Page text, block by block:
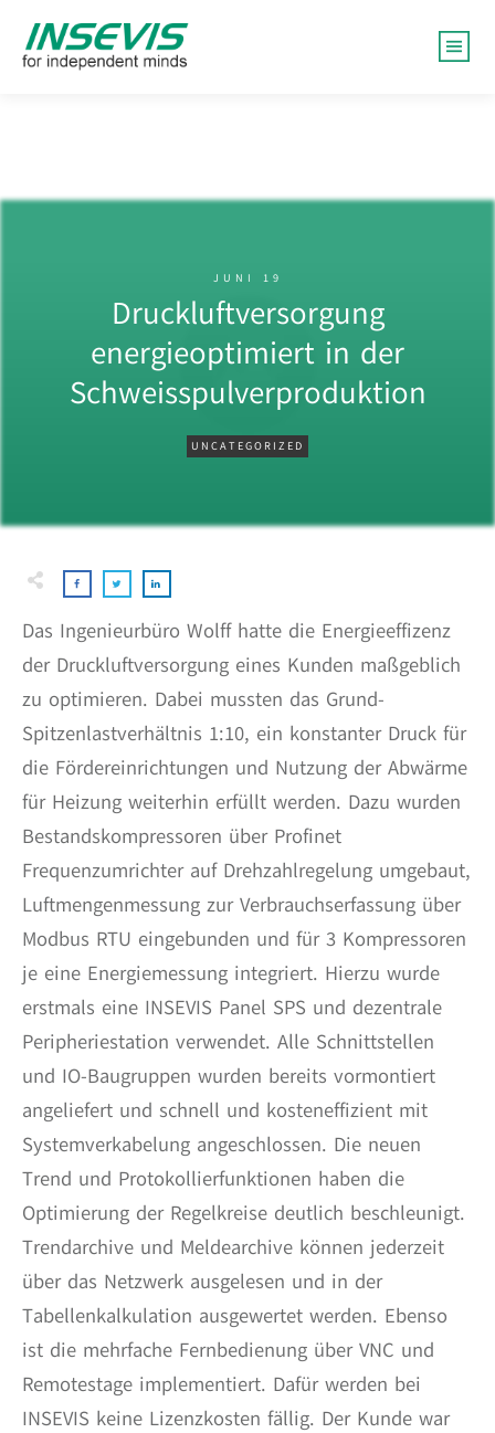
JUNI 19
Druckluftversorgung
energieoptimiert in der
Schweisspulverproduktion
UNCATEGORIZED
Das Ingenieurbüro Wolff hatte die Energieeffizenz
der Druckluftversorgung eines Kunden maßgeblich
zu optimieren. Dabei mussten das Grund-
Spitzenlastverhältnis 1:10, ein konstanter Druck für
die Fördereinrichtungen und Nutzung der Abwärme
für Heizung weiterhin erfüllt werden. Dazu wurden
Bestandskompressoren über Profinet
Frequenzumrichter auf Drehzahlregelung umgebaut,
Luftmengenmessung zur Verbrauchserfassung über
Modbus RTU eingebunden und für 3 Kompressoren
je eine Energiemessung integriert. Hierzu wurde
erstmals eine INSEVIS Panel SPS und dezentrale
Peripheriestation verwendet. Alle Schnittstellen
und IO-Baugruppen wurden bereits vormontiert
angeliefert und schnell und kosteneffizient mit
Systemverkabelung angeschlossen. Die neuen
Trend und Protokollierfunktionen haben die
Optimierung der Regelkreise deutlich beschleunigt.
Trendarchive und Meldearchive können jederzeit
über das Netzwerk ausgelesen und in der
Tabellenkalkulation ausgewertet werden. Ebenso
ist die mehrfache Fernbedienung über VNC und
Remotestage implementiert. Dafür werden bei
INSEVIS keine Lizenzkosten fällig. Der Kunde war